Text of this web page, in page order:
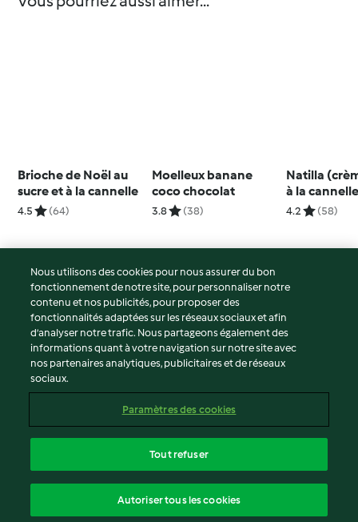
Brioche de Noël au
sucre et à la cannelle
4.5 (64)
Moelleux banane
coco chocolat
3.8 (38)
Natilla
à la
4.2 (58)
© Copyright 2026
Conditions d'utilisation
Politique de confidentialité
Non-responsabilité
Mentions légales
Contenu du rapport
Déclaration d'accessibilité
Nous utilisons des cookies pour nous assurer du bon
fonctionnement de notre site, pour personnaliser notre
contenu et nos publicités, pour proposer des
fonctionnalités adaptées sur les réseaux sociaux et afin
d’analyser notre trafic. Nous partageons également des
informations quant à votre navigation sur notre site avec
nos partenaires analytiques, publicitaires et de réseaux
sociaux.
Paramètres des cookies
Tout refuser
Autoriser tous les cookies